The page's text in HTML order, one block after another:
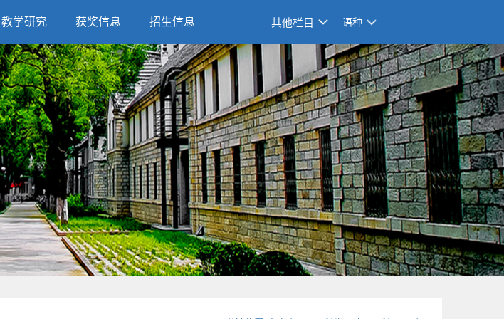
教学研究 获奖信息 招生信息 其他栏目 语种